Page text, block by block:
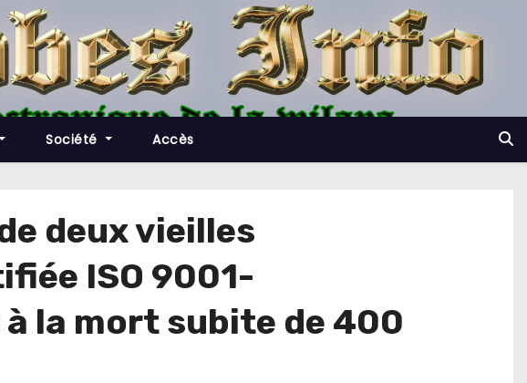
Société Accès
deux vieilles
ISO 9001-
la mort subite de 400